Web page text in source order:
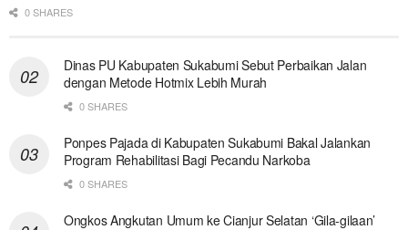
0 SHARES
Dinas PU Kabupaten Sukabumi Sebut Perbaikan Jalan
dengan Metode Hotmix Lebih Murah
0 SHARES
Ponpes Pajada di Kabupaten Sukabumi Bakal Jalankan
Program Rehabilitasi Bagi Pecandu Narkoba
0 SHARES
Ongkos Angkutan Umum ke Cianjur Selatan ‘Gila-gilaan’